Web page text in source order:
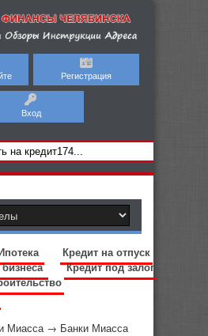
Регистрация
Вход
Кредит на отпуск
Кредит под залог
Миасса → Банки Миасса